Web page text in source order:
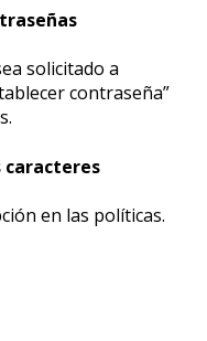
solicitado a
contraseña”
caracteres
en las políticas.